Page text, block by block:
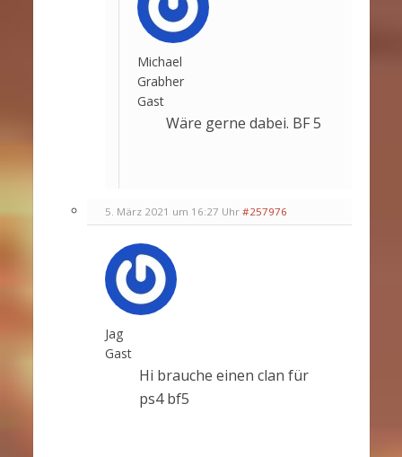
Michael
Grabher
Gast
Wäre gerne dabei. BF 5
5. März 2021 um 16:27 Uhr #257976
Jag
Gast
Hi brauche einen clan für
ps4 bf5